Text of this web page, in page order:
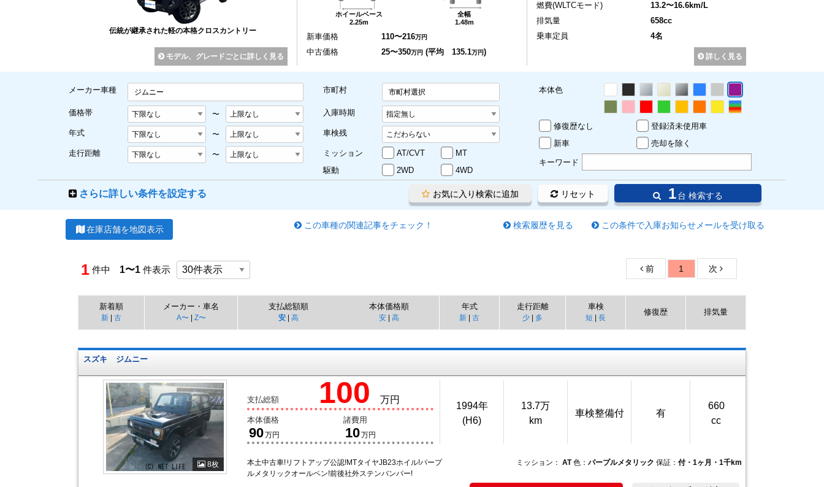
伝統が継承された軽の本格クロスカントリー
モデル、グレードごとに詳しく見る
ホイールベース
2.25m
全幅
1.48m
新車価格 110〜216万円
中古価格 25〜350万円 (平均 135.1万円)
燃費(WLTCモード)
13.2〜16.6km/L
排気量
658cc
乗車定員
4名
詳しく見る
メーカー車種 ジムニー
価格帯 〜
年式 〜
走行距離 〜
市町村 市町村選択
入庫時期
車検残
ミッション AT/CVT
MT
駆動
2WD 4WD
本体色
修復歴なし
登録済未使用車
新車
売却を除く
キーワード
さらに詳しい条件を設定する 1台 検索する
リセット
お気に入り検索に追加
在庫店舗を地図表示 この条件で入庫お知らせメールを受け取る
検索履歴を見る
この車種の関連記事をチェック！
1 件中 1〜1 件表示 前 1 次
新着順
新 古
メーカー・車名
A〜| Z〜
支払総額順
安| 高
本体価格順
安| 高
年式
新 古
走行距離
少 多
車検
短 長
修復歴 排気量
スズキ ジムニー
8枚
支払総額 100 万円
本体価格
90万円
諸費用
10万円
1994年
(H6)
13.7万
km
車検整備付 有
660
cc
本土中古車!リフトアップ公認!MTタイヤJB23ホイル!パープ
ルメタリックオールペン!前後社外ステンバンパー!
ミッション： AT 色： パープルメタリック 保証： 付・1ヶ月・1千km